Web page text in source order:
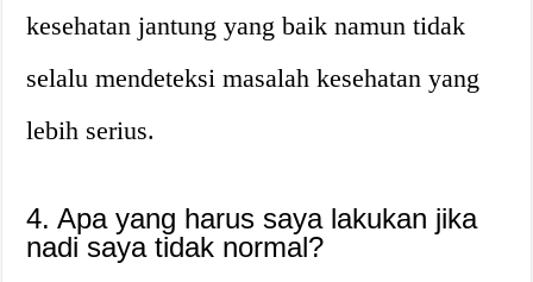
kesehatan jantung yang baik namun tidak
selalu mendeteksi masalah kesehatan yang
lebih serius.
4. Apa yang harus saya lakukan jika
nadi saya tidak normal?